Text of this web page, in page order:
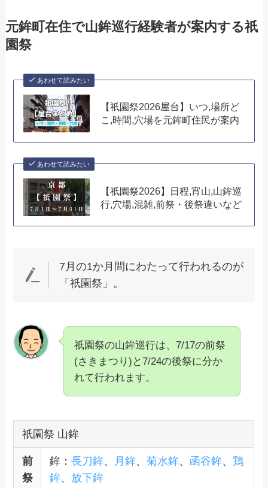
元鉾町在住で山鉾巡行経験者が案内する祇
園祭
あわせて読みたい
【祇園祭2026屋台】いつ,場所ど
こ,時間,穴場を元鉾町住民が案内
あわせて読みたい
【祇園祭2026】日程,宵山,山鉾巡
行,穴場,混雑,前祭・後祭違いなど
7月の1か月間にわたって行われるのが
「祇園祭」。
祇園祭の山鉾巡行は、7/17の前祭
(さきまつり)と7/24の後祭に分か
れて行われます。
祇園祭 山鉾
前
祭
鉾： 長刀鉾、 月鉾、 菊水鉾、 函谷鉾、 鶏
鉾、 放下鉾